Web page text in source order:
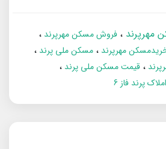
مهرپرند
فروش مسکن مهرپرند
مهرپرند
مسکن ملی پرند
قیمت مسکن ملی پرند
املاک پرند فاز 6